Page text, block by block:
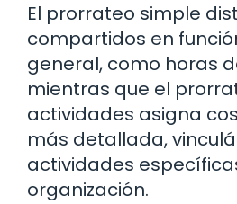
El prorrateo simple
compartidos en
general, como horas
mientras que el
actividades asigna
más detallada,
actividades
organización.